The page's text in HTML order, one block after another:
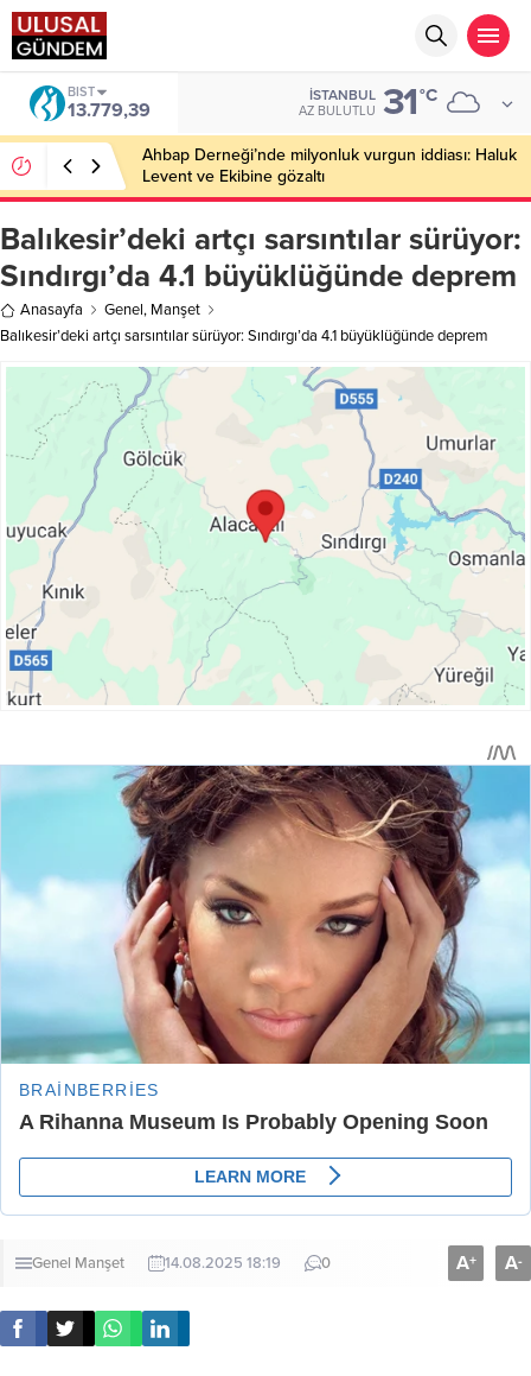
BIST
13.779,39
İSTANBUL
AZ BULUTLU 31°C
Ahbap Derneği’nde milyonluk vurgun iddiası: Haluk
Levent ve Ekibine gözaltı
Balıkesir’deki artçı sarsıntılar sürüyor:
Sındırgı’da 4.1 büyüklüğünde deprem
Anasayfa Genel, Manşet
Balıkesir’deki artçı sarsıntılar sürüyor: Sındırgı’da 4.1 büyüklüğünde deprem
Genel Manşet 14.08.2025 18:19 0 A+ A-